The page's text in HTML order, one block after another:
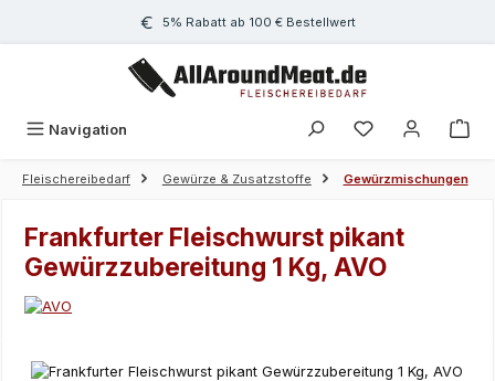
Zum Hauptinhalt springen5% Rabatt ab 100 € Bestellwert
Navigation
Fleischereibedarf Gewürze & Zusatzstoffe Gewürzmischungen
Frankfurter Fleischwurst pikant
Gewürzzubereitung 1 Kg, AVO
Bildergalerie überspringen